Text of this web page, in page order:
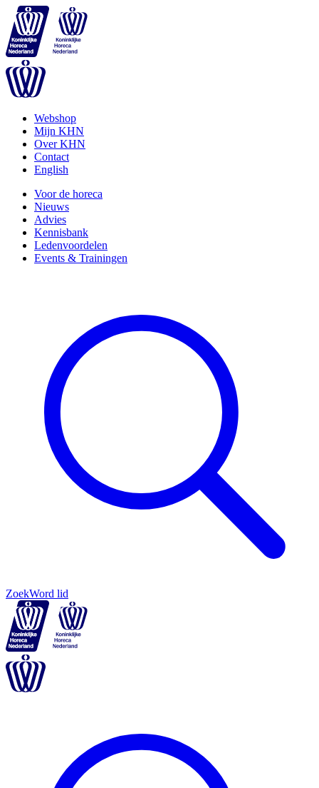
Webshop
Mijn KHN
Over KHN
Contact
English
Voor de horeca
Nieuws
Advies
Kennisbank
Ledenvoordelen
Events & Trainingen
ZoekWord lid